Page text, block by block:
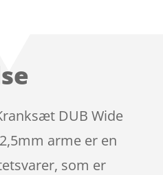
DUB Wide
arme er en
som er